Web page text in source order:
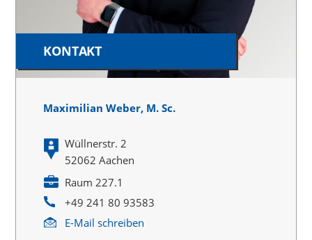
KONTAKT
Maximilian Weber, M. Sc.
Wüllnerstr. 2
52062 Aachen
Raum 227.1
+49 241 80 93583
E-Mail schreiben